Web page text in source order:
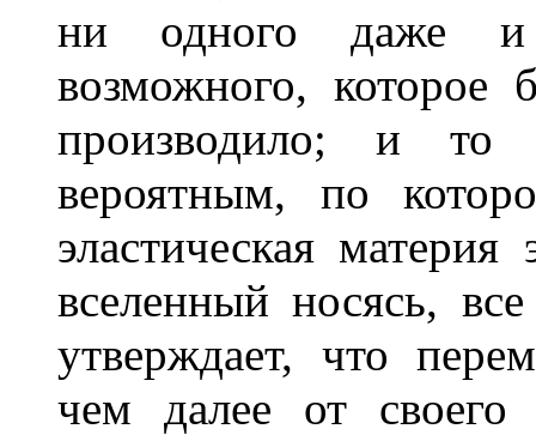
ни одного даже и
возможного, которое
производило; и то
вероятным, по
эластическая
вселенный носясь,
утверждает, что
чем далее от своего